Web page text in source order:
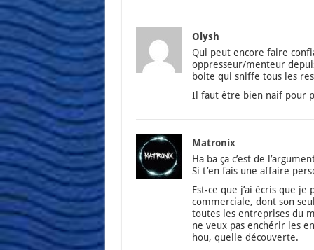
Olysh
Qui peut encore faire
oppresseur/menteur
boite qui sniffe tous les
Il faut être bien naif pour
Matronix
Ha ba ça c’est de
Si t’en fais une affaire
Est-ce que j’ai écris que je
com­mer­ciale, dont son
toutes les entre­prises du
ne veux pas enché­rir les
hou, quelle décou­verte.